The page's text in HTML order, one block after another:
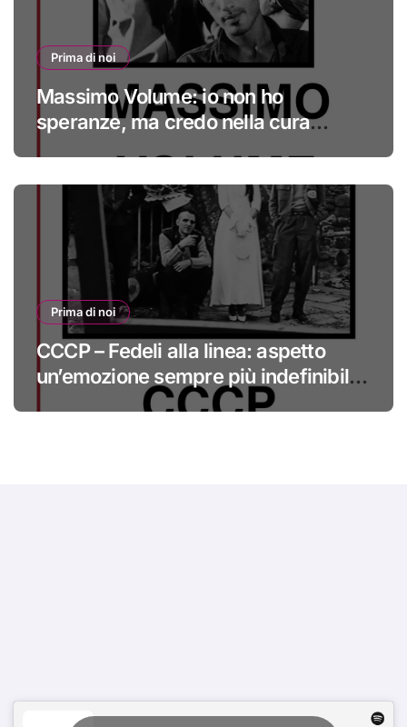
Prima di noi
Massimo Volume: io non ho
speranze, ma credo nella cura
Prima di noi
CCCP – Fedeli alla linea: aspetto
un’emozione sempre più indefinibile
#primadinoi